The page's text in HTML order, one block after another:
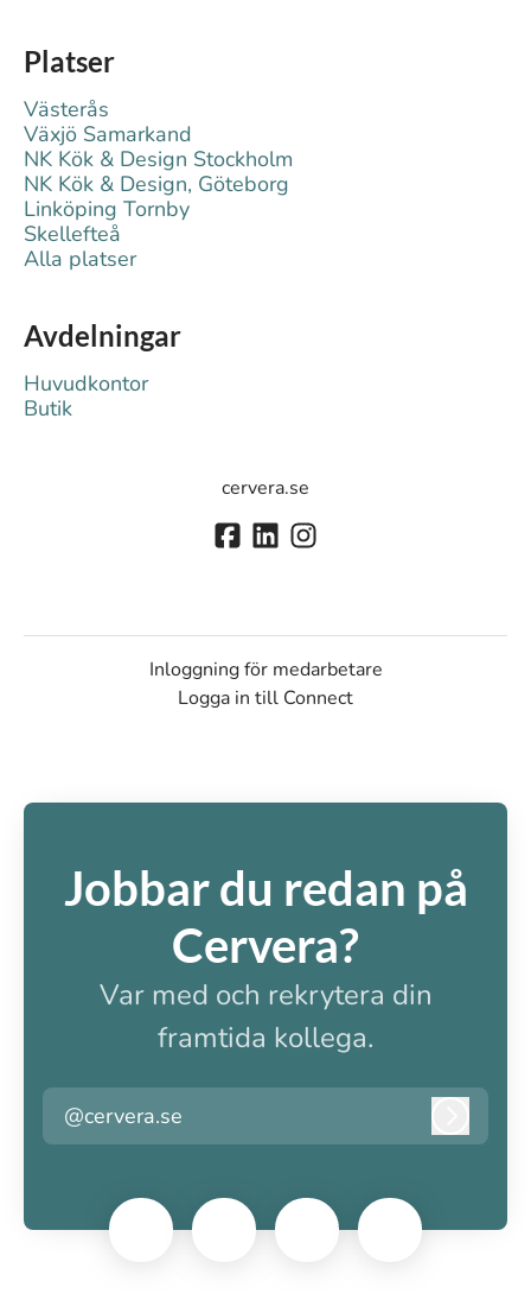
Platser
Västerås
Växjö Samarkand
NK Kök & Design Stockholm
NK Kök & Design, Göteborg
Linköping Tornby
Skellefteå
Alla platser
Avdelningar
Huvudkontor
Butik
cervera.se
Inloggning för medarbetare
Logga in till Connect
Jobbar du redan på
Cervera?
Var med och rekrytera din
framtida kollega.
@cervera.se